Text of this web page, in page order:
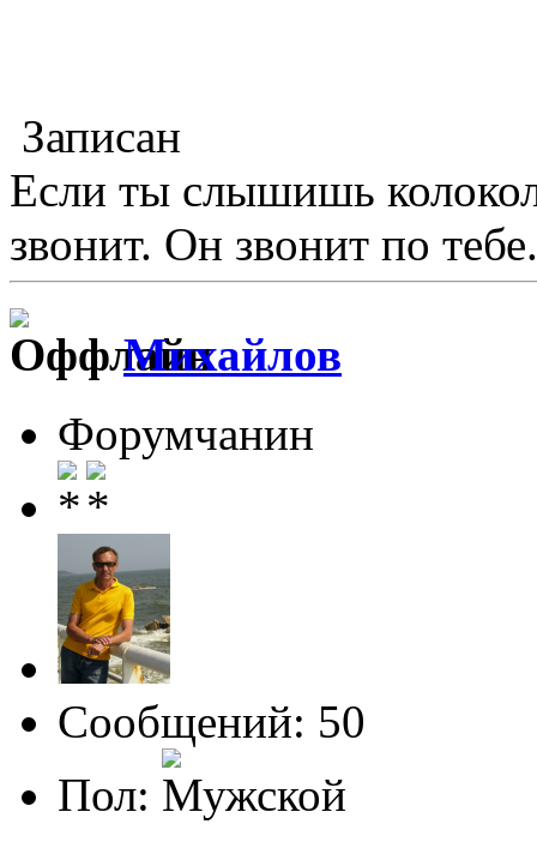
Записан
Если ты слышишь
звонит. Он звонит по
Михайлов
Форумчанин
Сообщений: 50
Пол: